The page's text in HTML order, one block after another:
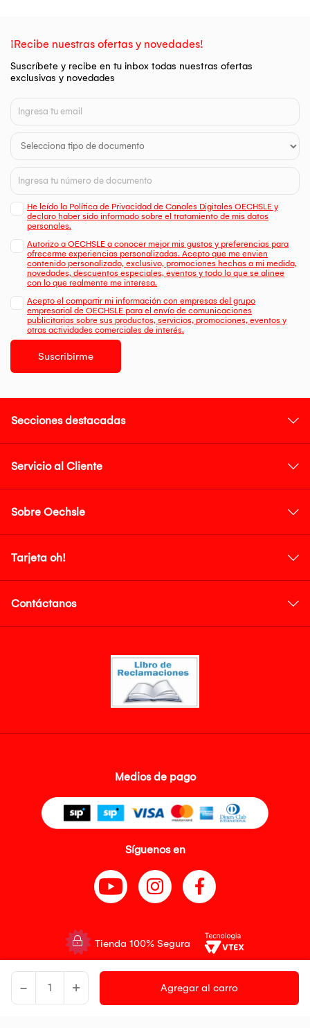
- + Agregar al carro
¡Recibe nuestras ofertas y novedades!
Suscríbete y recibe en tu inbox todas nuestras ofertas
exclusivas y novedades
He leído la Política de Privacidad de Canales Digitales OECHSLE y
declaro haber sido informado sobre el tratamiento de mis datos
personales.
Autorizo a OECHSLE a conocer mejor mis gustos y preferencias para
ofrecerme experiencias personalizadas. Acepto que me envien
contenido personalizado, exclusivo, promociones hechas a mi medida,
novedades, descuentos especiales, eventos y todo lo que se alinee
con lo que realmente me interesa.
Acepto el compartir mi información con empresas del grupo
empresarial de OECHSLE para el envío de comunicaciones
publicitarias sobre sus productos, servicios, promociones, eventos y
otras actividades comerciales de interés.
Suscribirme
Secciones destacadas
Servicio al Cliente
Sobre Oechsle
Tarjeta oh!
Contáctanos
Medios de pago
Síguenos en
Tienda 100% Segura
Tiendas Peruanas S.A. R.U.C. Nº 20493020618. Todos los derechos
reservados. Av. Aviación 2405 Piso 3, San Borja
Precios disponibles solo en www.oechsle.pe. Precios online publicados
pueden incluir descuento adicional. Precios sujetos a variaciones sin